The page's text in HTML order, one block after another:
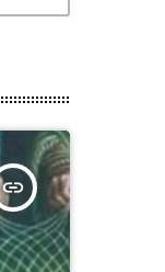
insert_link